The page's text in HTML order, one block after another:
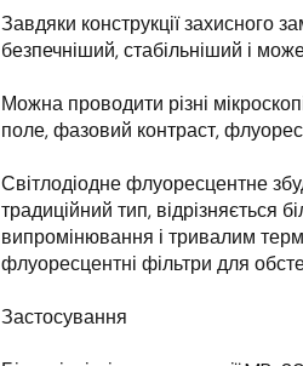
Завдяки конструкції захисного
безпечніший, стабільніший і
Можна проводити різні
поле, фазовий контраст,
Світлодіодне флуоресцентне
традиційний тип, відрізняється
випромінювання і тривалим
флуоресцентні фільтри для
Застосування